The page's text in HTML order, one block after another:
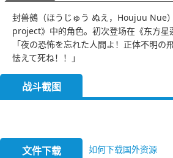
封兽鵺（ほうじゅう ぬえ，Houjuu Nue
project》中的角色。初次登场在《东方星
「夜の恐怖を忘れた人間よ！正体不明の
怯えて死ね！！」
战斗截图
文件下载 如何下载国外资源